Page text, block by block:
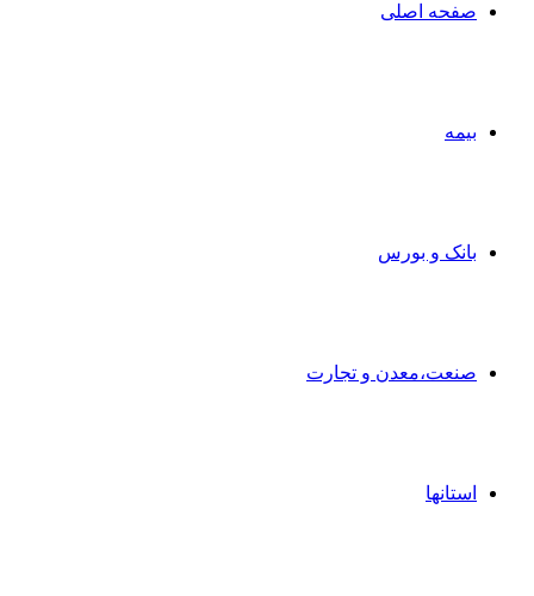
صفحه اصلی
بیمه
بانک و بورس
صنعت،معدن و تجارت
استانها